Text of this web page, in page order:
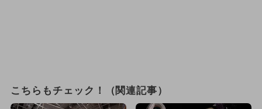
こちらもチェック！（関連記事）